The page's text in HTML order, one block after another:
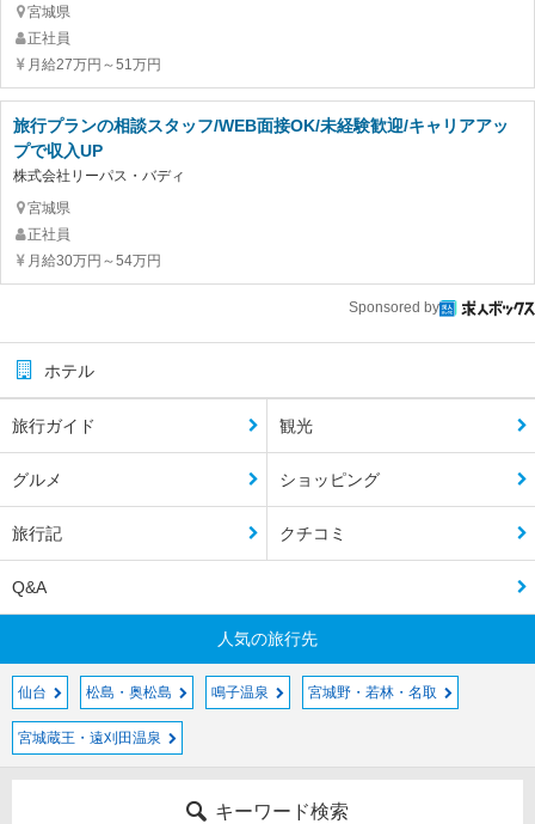
宮城県
正社員
月給27万円～51万円
旅行プランの相談スタッフ/WEB面接OK/未経験歓迎/キャリアアッ
プで収入UP
株式会社リーパス・バディ
宮城県
正社員
月給30万円～54万円
Sponsored by
ホテル
旅行ガイド 観光
グルメ ショッピング
旅行記 クチコミ
Q&A
人気の旅行先
仙台 松島・奥松島 鳴子温泉 宮城野・若林・名取
宮城蔵王・遠刈田温泉
キーワード検索